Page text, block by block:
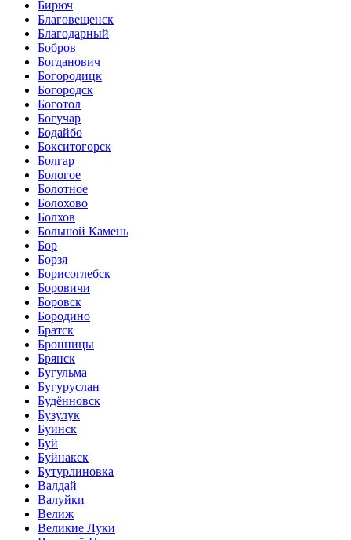
Бирюч
Благовещенск
Благодарный
Бобров
Богданович
Богородицк
Богородск
Боготол
Богучар
Бодайбо
Бокситогорск
Болгар
Бологое
Болотное
Болохово
Болхов
Большой Камень
Бор
Борзя
Борисоглебск
Боровичи
Боровск
Бородино
Братск
Бронницы
Брянск
Бугульма
Бугуруслан
Будённовск
Бузулук
Буинск
Буй
Буйнакск
Бутурлиновка
Валдай
Валуйки
Велиж
Великие Луки